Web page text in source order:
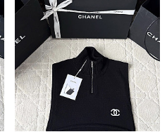
의 초과하지…